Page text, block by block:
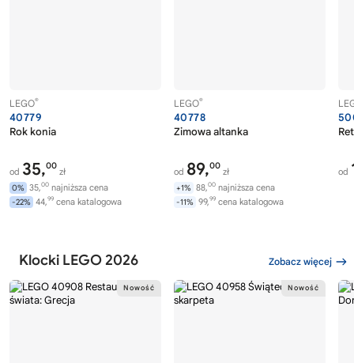
LEGO®
40779
Rok konia
od 35,00
zł
0% 35,00 najniższa cena
-22% 44,99 cena katalogowa
LEGO®
40778
Zimowa altanka
od 89,00
zł
+1% 88,00 najniższa cena
-11% 99,99 cena katalogowa
od
Klocki LEGO 2026 Zobacz więcej